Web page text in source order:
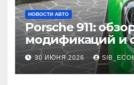
НОВОСТИ АВТО
Porsche 911:
модификаций и
характеристики
30 ИЮНЯ 2026